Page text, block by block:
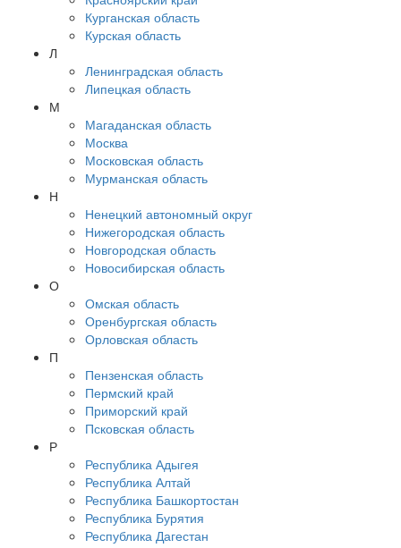
Курганская область
Курская область
Л
Ленинградская область
Липецкая область
М
Магаданская область
Москва
Московская область
Мурманская область
Н
Ненецкий автономный округ
Нижегородская область
Новгородская область
Новосибирская область
О
Омская область
Оренбургская область
Орловская область
П
Пензенская область
Пермский край
Приморский край
Псковская область
Р
Республика Адыгея
Республика Алтай
Республика Башкортостан
Республика Бурятия
Республика Дагестан